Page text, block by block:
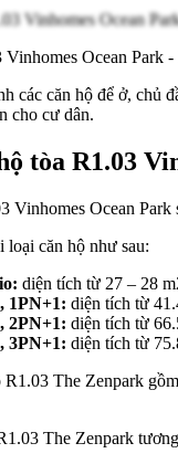
Ocean Park
các căn hộ để ở, chủ
cho cư dân.
tòa R1.03
Vinhomes Ocean
loại căn hộ như sau:
diện tích từ 27 – 28
1PN+1: diện tích từ
2PN+1: diện tích từ
3PN+1: diện tích từ
R1.03 The Zenpark
The Zenpark